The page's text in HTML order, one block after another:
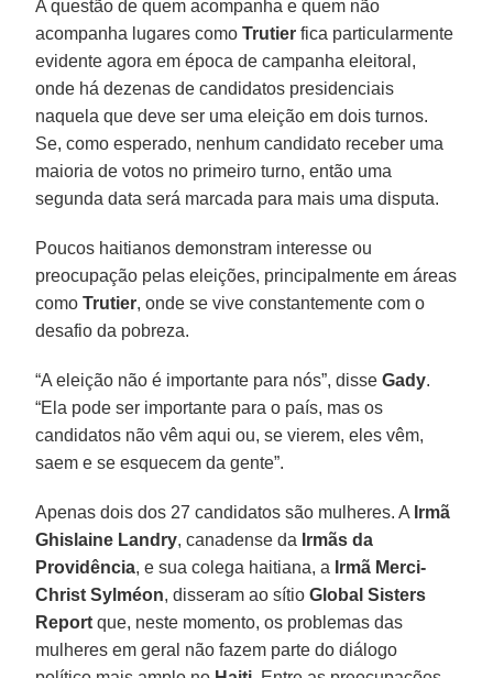
A questão de quem acompanha e quem não
acompanha lugares comoTrutier fica particularmente
evidente agora em época de campanha eleitoral,
onde há dezenas de candidatos presidenciais
naquela que deve ser uma eleição em dois turnos.
Se, como esperado, nenhum candidato receber uma
maioria de votos no primeiro turno, então uma
segunda data será marcada para mais uma disputa.
Poucos haitianos demonstram interesse ou
preocupação pelas eleições, principalmente em áreas
comoTrutier, onde se vive constantemente com o
desafio da pobreza.
“A eleição não é importante para nós”, disseGady.
“Ela pode ser importante para o país, mas os
candidatos não vêm aqui ou, se vierem, eles vêm,
saem e se esquecem da gente”.
Apenas dois dos 27 candidatos são mulheres. A Irmã
Ghislaine Landry, canadense da Irmãs da
Providência, e sua colega haitiana, a Irmã Merci-
Christ Sylméon, disseram ao sítioGlobal Sisters
Report que, neste momento, os problemas das
mulheres em geral não fazem parte do diálogo